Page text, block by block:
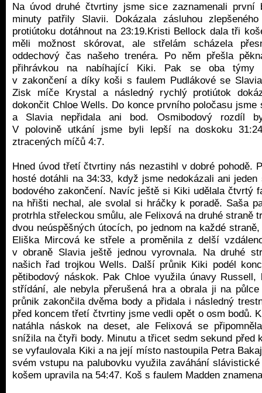
Na úvod druhé čtvrtiny jsme sice zaznamenali první
minuty patřily Slavii. Dokázala zásluhou
protiútoku dotáhnout na 23:19.Kristi Bellock dala tři
měli možnost skórovat, ale střelám scházela
oddechový čas našeho trenéra. Po něm přešla
přihrávkou na nabíhající Kiki. Pak se oba týmy
v zakončení a díky koši s faulem Pudlákové se
Zisk míče Krystal a následný rychlý protiútok
dokončit Chloe Wells. Do konce prvního poločasu jsme
a Slavia nepřidala ani bod. Osmibodový rozdíl
V polovině utkání jsme byli lepší na doskoku
ztracených míčů 4:7.
Hned úvod třetí čtvrtiny nás nezastihl v dobré pohodě.
hosté dotáhli na 34:33, když jsme nedokázali ani
bodového zakončení. Navíc ještě si Kiki udělala čtvrtý
na hřišti nechal, ale svolal si hráčky k poradě. Saša
protrhla střeleckou smůlu, ale Felixová na druhé straně
dvou neúspěšných útocích, po jednom na každé
Eliška Mircová ke střele a proměnila z delší
v obraně Slavia ještě jednou vyrovnala. Na druhé
našich řad trojkou Wells. Další průnik Kiki podél
pětibodový náskok. Pak Chloe využila únavy
střídání, ale nebyla přerušená hra a obrala ji na
průnik zakončila dvěma body a přidala i následný
před koncem třetí čtvrtiny jsme vedli opět o osm bodů.
natáhla náskok na deset, ale Felixová se
snížila na čtyři body. Minutu a třicet sedm sekund před
se vyfaulovala Kiki a na její místo nastoupila Petra
svém vstupu na palubovku využila zaváhání
košem upravila na 54:47. Koš s faulem Madden